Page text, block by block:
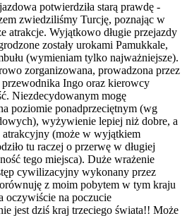
potwierdziła starą prawdę -
zwiedziliśmy Turcję, poznając w
atrakcje. Wyjątkowo długie przejazdy
zostały urokami Pamukkale,
(wymieniam tylko najważniejsze).
zorganizowana, prowadzona przez
Ingo oraz kierowcy
Niezdecydowanym mogę
poziomie ponadprzeciętnym (wg
wyżywienie lepiej niż dobre, a
atrakcyjny (może w wyjątkiem
tu raczej o przerwę w długiej
tego miejsca). Duże wrażenie
cywilizacyjny wykonany przez
z moim pobytem w tym kraju
oczywiście na poczucie
jest dziś kraj trzeciego świata!! Może